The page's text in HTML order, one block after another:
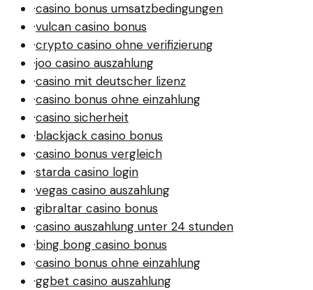
·casino bonus umsatzbedingungen
·vulcan casino bonus
·crypto casino ohne verifizierung
·joo casino auszahlung
·casino mit deutscher lizenz
·casino bonus ohne einzahlung
·casino sicherheit
·blackjack casino bonus
·casino bonus vergleich
·starda casino login
·vegas casino auszahlung
·gibraltar casino bonus
·casino auszahlung unter 24 stunden
·bing bong casino bonus
·casino bonus ohne einzahlung
·ggbet casino auszahlung